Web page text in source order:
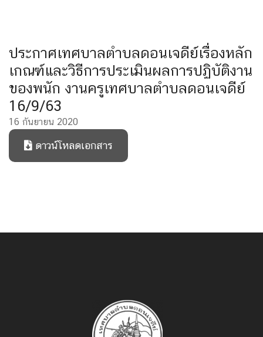
ประกาศเทศบาลตำบลดอนเจดีย์เรื่องหลัก
เกณฑ์และวิธีการประเมินผลการปฏิบัติงาน
ของพนัก งานครูเทศบาลตำบลดอนเจดีย์
16/9/63
16 กันยายน 2020
ดาวน์โหลดเอกสาร